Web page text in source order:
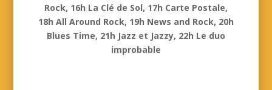
Rock, 16h La Clé de Sol, 17h Carte Postale,
18h All Around Rock, 19h News and Rock, 20h
Blues Time, 21h Jazz et Jazzy, 22h Le duo
improbable